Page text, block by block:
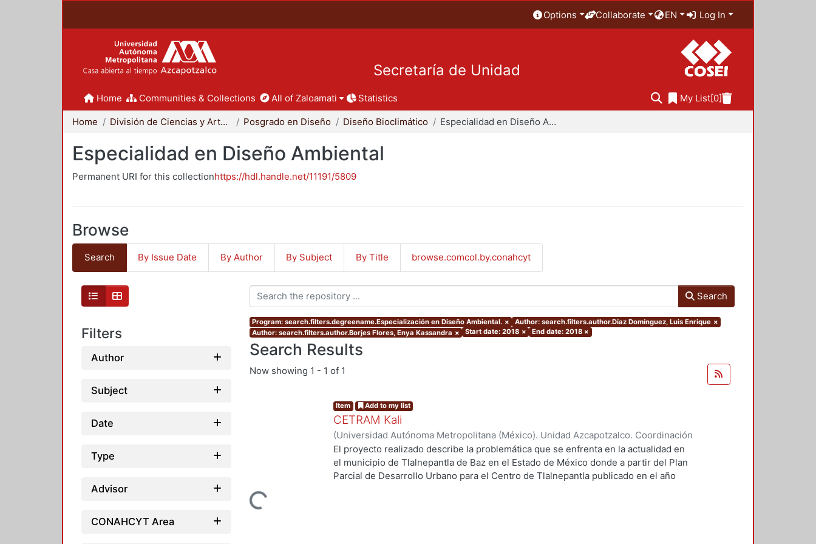
Options Collaborate EN Log In
Secretaría de Unidad
Home Communities & Collections All of Zaloamati Statistics My List[0]
Home División de Ciencias y Artes para el Diseño Posgrado en Diseño Diseño Bioclimático Especialidad en Diseño Ambiental
Especialidad en Diseño Ambiental
Permanent URI for this collectionhttps://hdl.handle.net/11191/5809
Browse
Search By Issue Date By Author By Subject By Title browse.comcol.by.conahcyt
Filters
Author
Subject
Date
Type
Advisor
CONAHCYT Area
Search
Program: search.filters.degreename.Especialización en Diseño Ambiental. × Author: search.filters.author.Díaz Domínguez, Luis Enrique ×
Author: search.filters.author.Borjes Flores, Enya Kassandra × Start date: 2018 × End date: 2018 ×
Search Results
Now showing 1 - 1 of 1
Loading...
Item Add to my list
CETRAM Kali
(Universidad Autónoma Metropolitana (México). Unidad Azcapotzalco. Coordinación
de Servicios de Información.,2018-09)Borjes Flores, Enya Kassandra;Díaz
Domínguez, Luis Enrique
El proyecto realizado describe la problemática que se enfrenta en la actualidad en
el municipio de Tlalnepantla de Baz en el Estado de México donde a partir del Plan
Parcial de Desarrollo Urbano para el Centro de Tlalnepantla publicado en el año